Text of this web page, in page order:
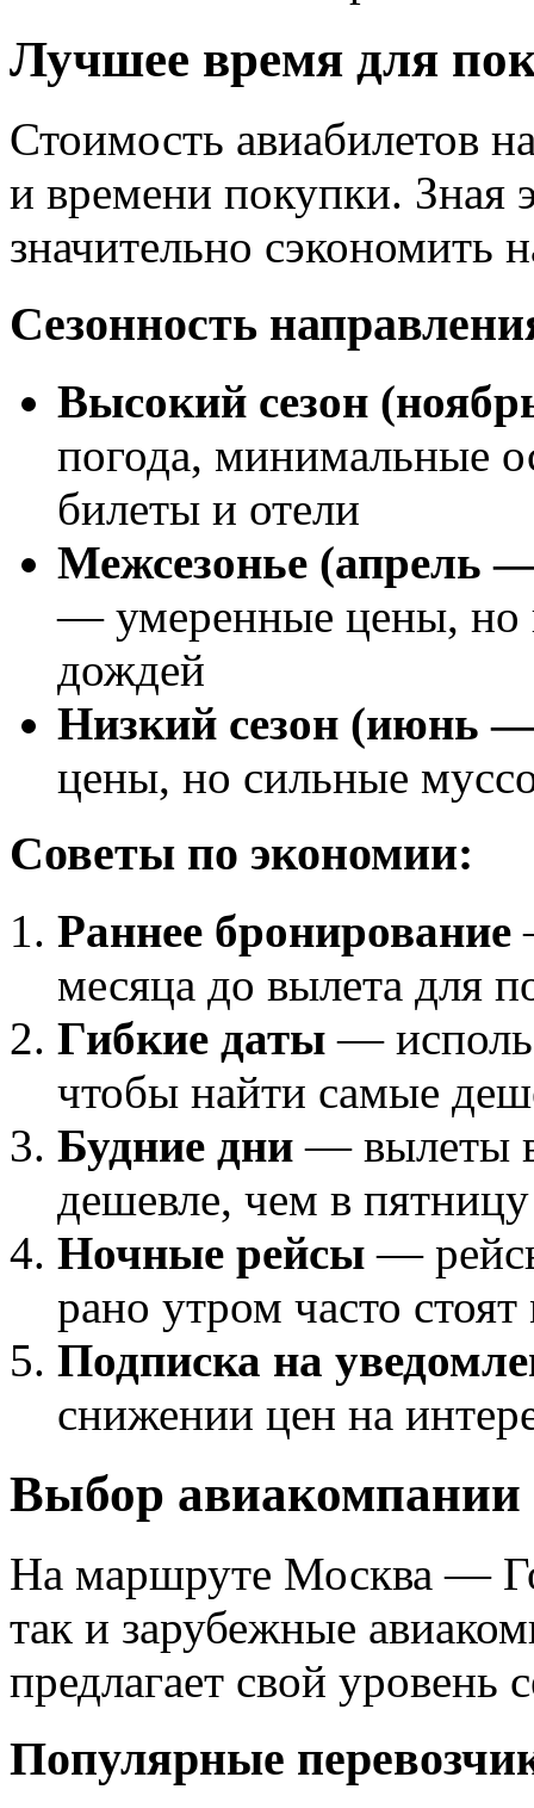
Лучшее время для
Стоимость авиабилетов
и времени покупки. Зная
значительно сэкономить
Сезонность
Высокий сезон
погода, минимальные
билеты и отели
Межсезонье (апрель
— умеренные цены, но
дождей
Низкий сезон (июнь —
цены, но сильные
Советы по экономии:
Раннее бронирование
месяца до вылета для
Гибкие даты —
чтобы найти самые
Будние дни — вылеты
дешевле, чем в
Ночные рейсы —
рано утром часто
Подписка на
снижении цен на
Выбор авиакомпании
На маршруте Москва —
так и зарубежные
предлагает свой уровень
Популярные